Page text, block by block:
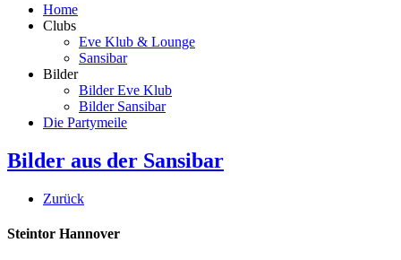
Home
Clubs
Eve Klub & Lounge
Sansibar
Bilder
Bilder Eve Klub
Bilder Sansibar
Die Partymeile
Bilder aus der Sansibar
Zurück
Steintor Hannover